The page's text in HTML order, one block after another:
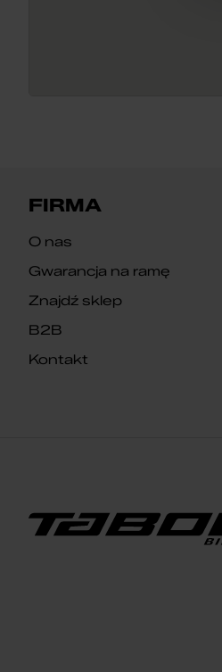
FIRMA
O nas
Gwarancja na ramę
Znajdź sklep
B2B
Kontakt